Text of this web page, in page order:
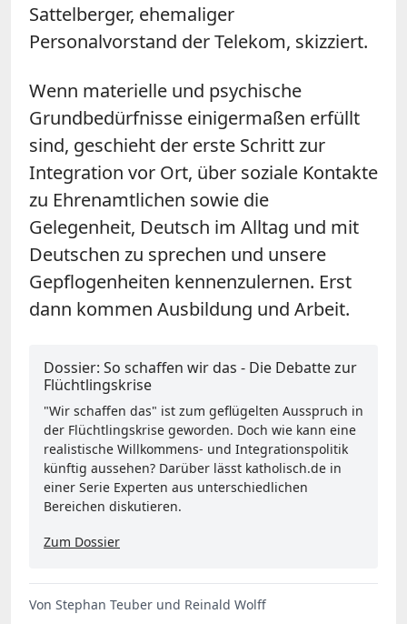
Sattelberger, ehemaliger
Personalvorstand der Telekom, skizziert.
Wenn materielle und psychische
Grundbedürfnisse einigermaßen erfüllt
sind, geschieht der erste Schritt zur
Integration vor Ort, über soziale Kontakte
zu Ehrenamtlichen sowie die
Gelegenheit, Deutsch im Alltag und mit
Deutschen zu sprechen und unsere
Gepflogenheiten kennenzulernen. Erst
dann kommen Ausbildung und Arbeit.
Dossier: So schaffen wir das - Die Debatte zur
Flüchtlingskrise
"Wir schaffen das" ist zum geflügelten Ausspruch in
der Flüchtlingskrise geworden. Doch wie kann eine
realistische Willkommens- und Integrationspolitik
künftig aussehen? Darüber lässt katholisch.de in
einer Serie Experten aus unterschiedlichen
Bereichen diskutieren.
Zum Dossier
Von Stephan Teuber und Reinald Wolff